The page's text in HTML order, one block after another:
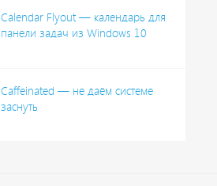
Calendar Flyout — календарь для
панели задач из Windows 10
Caffeinated — не даём системе
заснуть